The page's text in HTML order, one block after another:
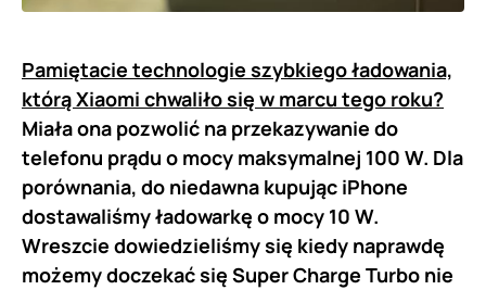
Pamiętacie technologie szybkiego ładowania,
którą Xiaomi chwaliło się w marcu tego roku?
Miała ona pozwolić na przekazywanie do
telefonu prądu o mocy maksymalnej 100 W. Dla
porównania, do niedawna kupując iPhone
dostawaliśmy ładowarkę o mocy 10 W.
Wreszcie dowiedzieliśmy się kiedy naprawdę
możemy doczekać się Super Charge Turbo nie